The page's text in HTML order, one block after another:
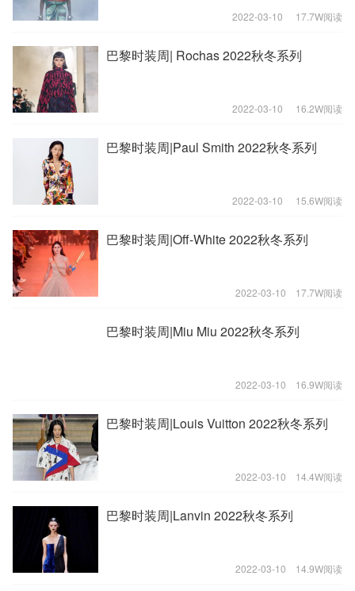
2022-03-10 17.7W阅读
巴黎时装周| Rochas 2022秋冬系列
2022-03-10 16.2W阅读
巴黎时装周|Paul Smith 2022秋冬系列
2022-03-10 15.6W阅读
巴黎时装周|Off-White 2022秋冬系列
2022-03-10 17.7W阅读
巴黎时装周|Miu Miu 2022秋冬系列
2022-03-10 16.9W阅读
巴黎时装周|Louis Vuitton 2022秋冬系列
2022-03-10 14.4W阅读
巴黎时装周|Lanvin 2022秋冬系列
2022-03-10 14.9W阅读